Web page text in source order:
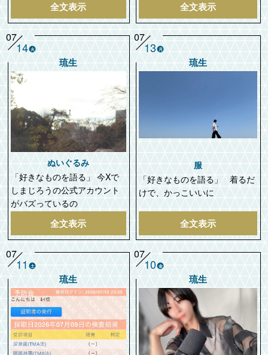
全文表示 全文表示
琉生
ぬいぐるみ
「好きなものを語る」 今Xで
しまじろうの公式アカウント
がバズっているの
全文表示
07
14 火
琉生
服
「好きなものを語る」 着るだ
けで、かっこいいに
全文表示
07
13 月
琉生
07
11 土
琉生
07
10 金